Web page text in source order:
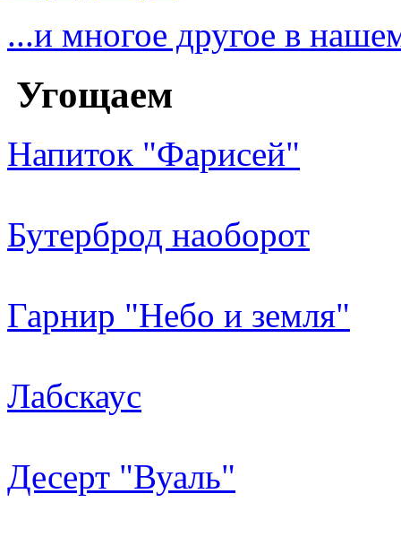
...и многое другое в
Угощаем
Напиток "Фарисей"
Бутерброд наоборот
Гарнир "Небо и земля"
Лабскаус
Десерт "Вуаль"